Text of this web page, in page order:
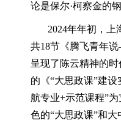
论是保尔·柯察金的
2024年年初，
共18节《腾飞青年
呈现了陈云精神的
的《“大思政课”建设
航专业+示范课程”
色的“大思政课”和